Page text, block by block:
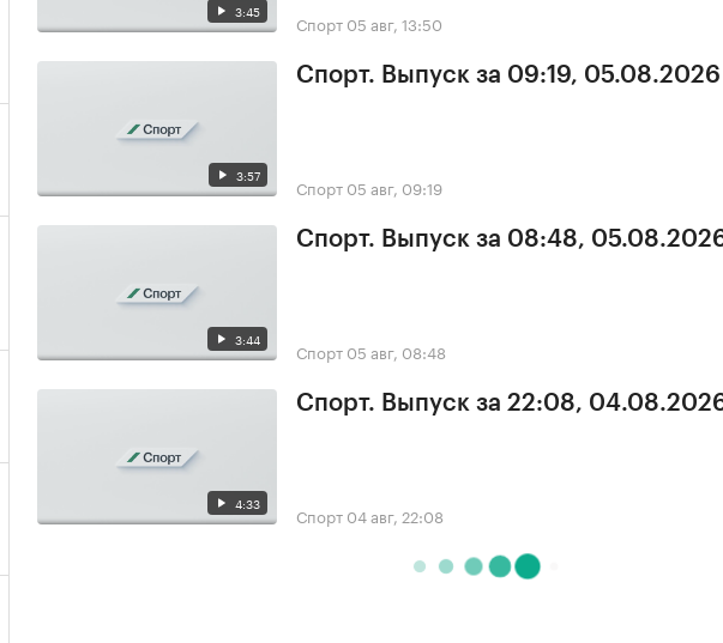
3:45 Спорт 05 авг, 13:50
3:57
Спорт. Выпуск за 09:19, 05.08.2026
Спорт 05 авг, 09:19
3:44
Спорт. Выпуск за 08:48,
Спорт 05 авг, 08:48
4:33
Спорт. Выпуск за 22:08,
Спорт 04 авг, 22:08